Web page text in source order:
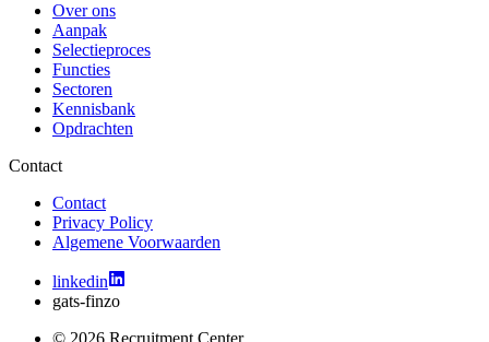
Over ons
Aanpak
Selectieproces
Functies
Sectoren
Kennisbank
Opdrachten
Contact
Contact
Privacy Policy
Algemene Voorwaarden
linkedin
gats-finzo